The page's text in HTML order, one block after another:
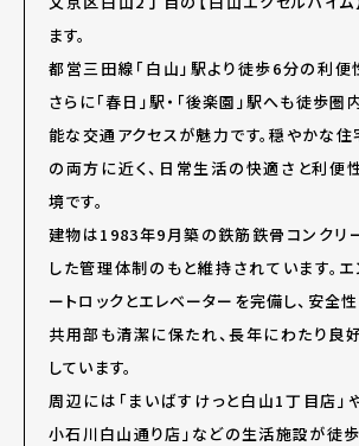
ます。
都営三田線「白山」駅より徒歩6分の利便
さらに「春日」駅・「後楽園」駅へも徒歩圏
能な交通アクセスが魅力です。穏やかな
の両方に近く、日常生活の快適さと利便
境です。
建物は1983年9月築の鉄筋鉄骨コンクリー
した管理体制のもと維持されています。
ートロックとエレベーターを完備し、安全
共用部も清潔に保たれ、長年にわたり良
しています。
周辺には「まいばすけっと白山1丁目店」
小石川白山通り店」などの生活施設が徒